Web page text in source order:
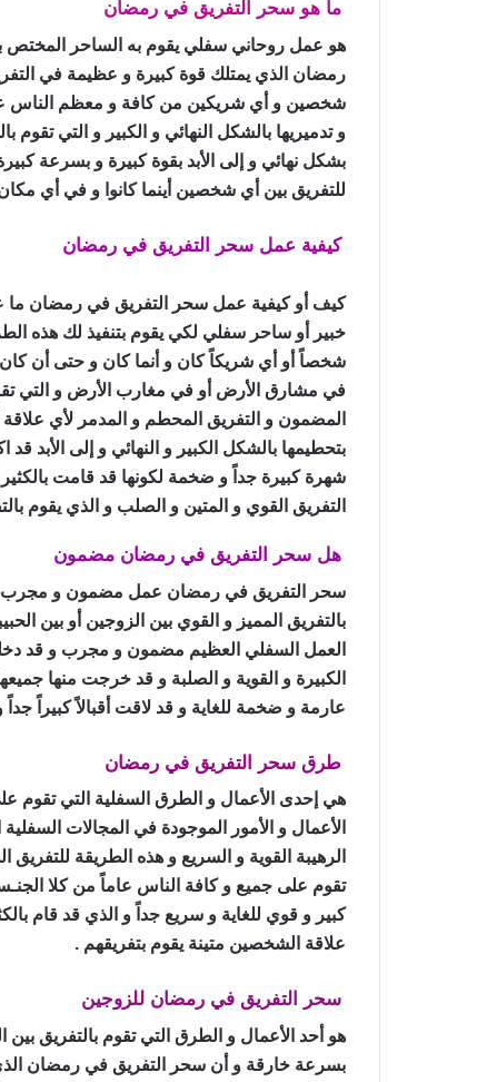
ما هو سحر التفريق في رمضان
هو عمل روحاني سفلي يقوم به الساحر المختص
رمضان الذي يمتلك قوة كبيرة و عظيمة في
شخصين و أي شريكين من كافة و معظم الناس
و تدميريها بالشكل النهائي و الكبير و التي تقوم
بشكل نهائي و إلى الأبد بقوة كبيرة و بسرعة
للتفريق بين أي شخصين أينما كانوا و في أي مكان
كيفية عمل سحر التفريق في رمضان
كيف أو كيفية عمل سحر التفريق في رمضان ما
خبير أو ساحر سفلي لكي يقوم بتنفيذ لك هذه
شخصاً أو أي شريكاً كان و أنما كان و حتى أن
في مشارق الأرض أو في مغارب الأرض و التي
المضمون و التفريق المحطم و المدمر لأي علاقة
بتحطيمها بالشكل الكبير و النهائي و إلى الأبد
شهرة كبيرة جداً و ضخمة لكونها قد قامت
التفريق القوي و المتين و الصلب و الذي يقوم
هل سحر التفريق في رمضان مضمون
سحر التفريق في رمضان عمل مضمون و مجرب و
بالتفريق المميز و القوي بين الزوجين أو بين
العمل السفلي العظيم مضمون و مجرب و قد دخلت
الكبيرة و القوية و الصلبة و قد خرجت منها
عارمة و ضخمة للغاية و قد لاقت أقبالاً كبيراً جداً
طرق سحر التفريق في رمضان
هي إحدى الأعمال و الطرق السفلية التي
الأعمال و الأمور الموجودة في المجالات
الرهيبة القوية و السريع و هذه الطريقة
تقوم على جميع و كافة الناس عاماً من كلا
كبير و قوي للغاية و سريع جداً و الذي قد قام
علاقة الشخصين متينة يقوم بتفريقهم .
سحر التفريق في رمضان للزوجين
هو أحد الأعمال و الطرق التي تقوم بالتفريق بين
بسرعة خارقة و أن سحر التفريق في رمضان الذي